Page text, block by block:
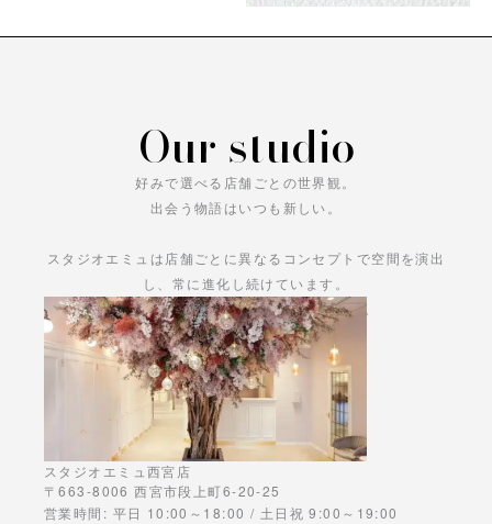
Our studio
好みで選べる店舗ごとの世界観。
出会う物語はいつも新しい。
スタジオエミュは店舗ごとに異なるコンセプトで空間を演出
し、常に進化し続けています。
あなただけの物語をお楽しみください。
スタジオエミュ西宮店
〒663-8006 西宮市段上町6-20-25
営業時間: 平日 10:00～18:00 / 土日祝 9:00～19:00